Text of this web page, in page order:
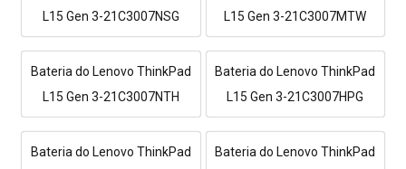
L15 Gen 3-21C3007NSG
L15 Gen 3-21C3007MTW
Bateria do Lenovo ThinkPad
L15 Gen 3-21C3007NTH
Bateria do Lenovo ThinkPad
L15 Gen 3-21C3007HPG
Bateria do Lenovo ThinkPad
Bateria do Lenovo ThinkPad